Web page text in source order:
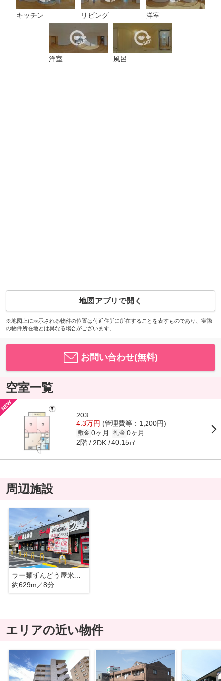
キッチン リビング 洋室
洋室 風呂
地図アプリで開く
※地図上に表示される物件の位置は付近住所に所在することを表すものであり、実際
の物件所在地とは異なる場合がございます。
お問い合わせ(無料)
空室一覧
203
4.3万円 (管理費等：1,200円)
敷金 0ヶ月 礼金 0ヶ月
2階 2DK 40.15㎡
周辺施設
ラー麺ずんどう屋米子皆生店
約629m／8分
エリアの近い物件